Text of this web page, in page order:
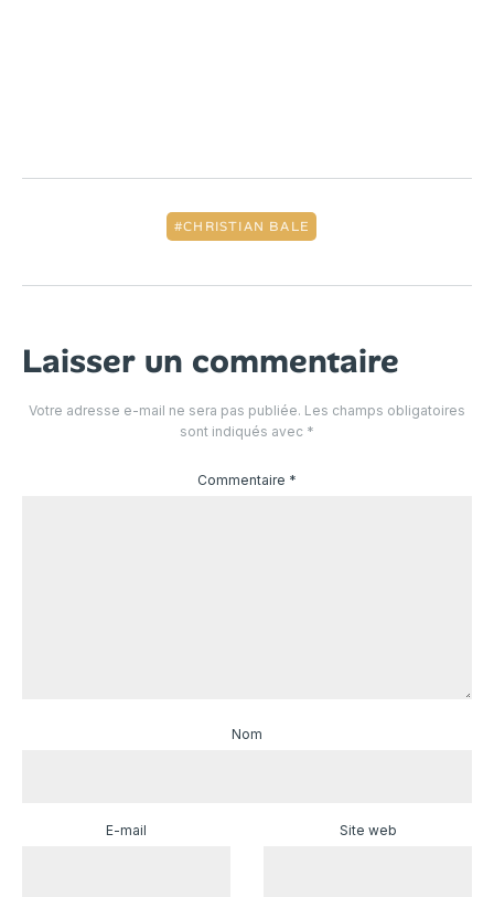
CHRISTIAN BALE
Laisser un commentaire
Votre adresse e-mail ne sera pas publiée. Les champs obligatoires
sont indiqués avec *
Commentaire *
Nom
E-mail Site web